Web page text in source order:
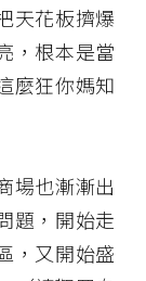
天花板擠爆
，根本是當
麼狂你媽知
場也漸漸出
題，開始走
，又開始盛